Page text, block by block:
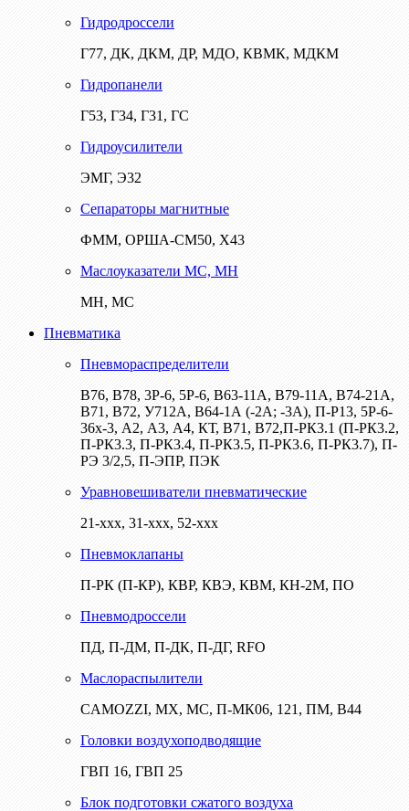
Гидродроссели
Г77, ДК, ДКМ, ДР, МДО, КВМК, МДКМ
Гидропанели
Г53, Г34, Г31, ГС
Гидроусилители
ЭМГ, Э32
Сепараторы магнитные
ФММ, ОРША-СМ50, Х43
Маслоуказатели МС, МН
МН, МС
Пневматика
Пневмораспределители
В76, В78, 3Р-6, 5Р-6, В63-11А, В79-11А, В74-21А,
В71, В72, У712А, В64-1А (-2А; -3А), П-Р13, 5Р-6-
36х-3, А2, А3, А4, КТ, В71, В72,П-РК3.1 (П-РК3.2,
П-РК3.3, П-РК3.4, П-РК3.5, П-РК3.6, П-РК3.7), П-
РЭ 3/2,5, П-ЭПР, ПЭК
Уравновешиватели пневматические
21-ххх, 31-ххх, 52-ххх
Пневмоклапаны
П-РК (П-КР), КВР, КВЭ, КВМ, КН-2М, ПО
Пневмодроссели
ПД, П-ДМ, П-ДК, П-ДГ, RFO
Маслораспылители
CAMOZZI, МХ, МС, П-МК06, 121, ПМ, В44
Головки воздухоподводящие
ГВП 16, ГВП 25
Блок подготовки сжатого воздуха